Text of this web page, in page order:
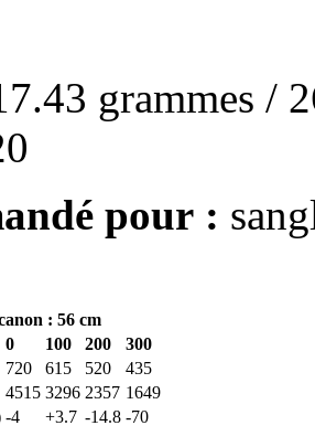
grammes /
pour :
: 56 cm
0 100 200
300
720 615 520
435
4515 3296 2357 1649
-4 +3.7 -14.8 -70